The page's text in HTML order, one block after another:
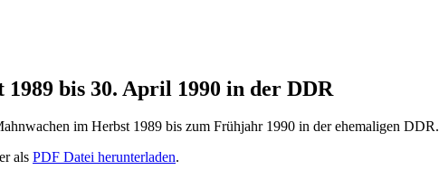
bis 30. April 1990 in der DDR
im Herbst 1989 bis zum Frühjahr 1990 in der ehemaligen DDR.
als PDF Datei herunterladen.